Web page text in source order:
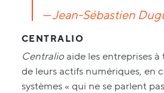
— Jean-Sébastien
CENTRALIO
Centralioaide les entreprises
de leurs actifs numériques, en
systèmes « qui ne se parlent